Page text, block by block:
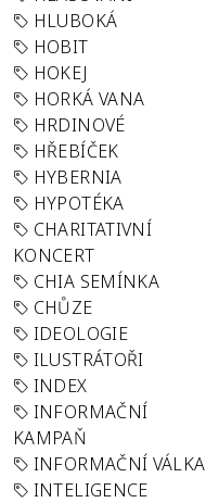
HLUBOKÁ
HOBIT
HOKEJ
HORKÁ VANA
HRDINOVÉ
HŘEBÍČEK
HYBERNIA
HYPOTÉKA
CHARITATIVNÍ
KONCERT
CHIA SEMÍNKA
CHŮZE
IDEOLOGIE
ILUSTRÁTOŘI
INDEX
INFORMAČNÍ
KAMPAŇ
INFORMAČNÍ VÁLKA
INTELIGENCE